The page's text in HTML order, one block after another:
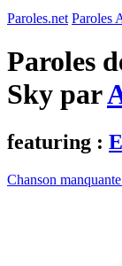
Paroles.net Paroles
Paroles
Sky par
featuring :
Chanson